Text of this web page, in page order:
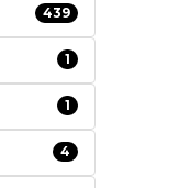
439
1
1
4